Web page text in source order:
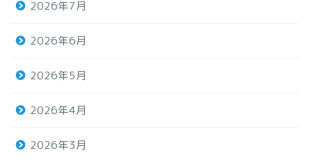
2026年7月
2026年6月
2026年5月
2026年4月
2026年3月